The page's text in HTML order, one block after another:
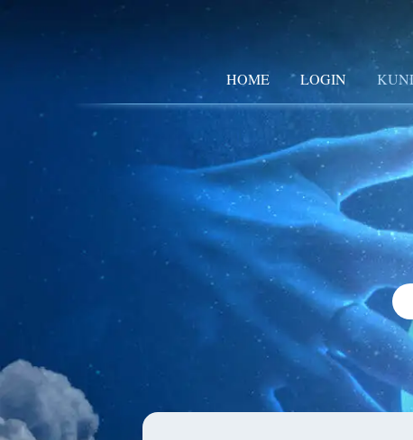
HOME LOGIN